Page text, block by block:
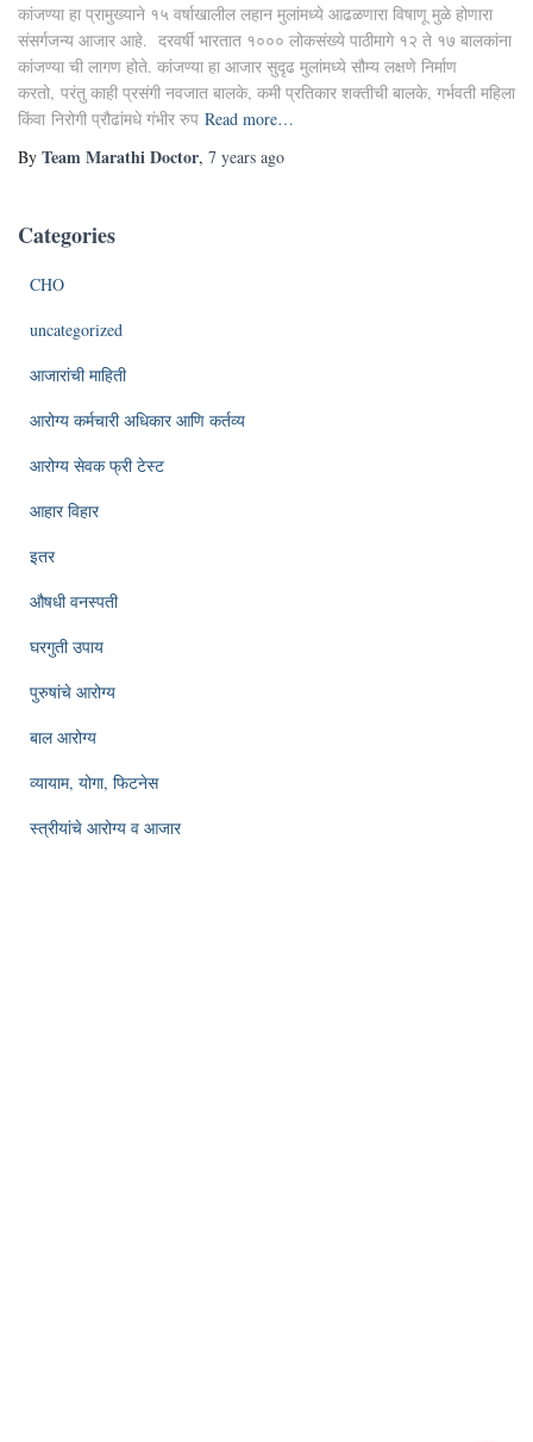
कांजण्या हा प्रामुख्याने १५ वर्षाखालील लहान मुलांमध्ये आढळणारा विषाणू मुळे होणारा
संसर्गजन्य आजार आहे. दरवर्षी भारतात १००० लोकसंख्ये पाठीमागे १२ ते १७ बालकांना
कांजण्या ची लागण होते. कांजण्या हा आजार सुदृढ मुलांमध्ये सौम्य लक्षणे निर्माण
करतो, परंतु काही प्रसंगी नवजात बालके, कमी प्रतिकार शक्तीची बालके, गर्भवती महिला
किंवा निरोगी प्रौढांमधे गंभीर रुप Read more…
By Team Marathi Doctor, 7 years ago
Categories
CHO
uncategorized
आजारांची माहिती
आरोग्य कर्मचारी अधिकार आणि कर्तव्य
आरोग्य सेवक फ्री टेस्ट
आहार विहार
इतर
औषधी वनस्पती
घरगुती उपाय
पुरुषांचे आरोग्य
बाल आरोग्य
व्यायाम, योगा, फिटनेस
स्त्रीयांचे आरोग्य व आजार